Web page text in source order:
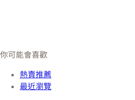
你可能會喜歡
熱賣推薦
最近瀏覽